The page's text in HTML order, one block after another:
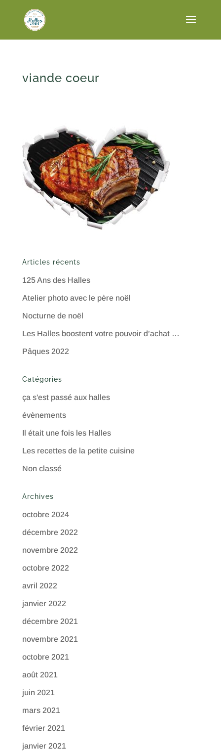
viande coeur
Articles récents
125 Ans des Halles
Atelier photo avec le père noël
Nocturne de noël
Les Halles boostent votre pouvoir d’achat …
Pâques 2022
Catégories
ça s'est passé aux halles
évènements
Il était une fois les Halles
Les recettes de la petite cuisine
Non classé
Archives
octobre 2024
décembre 2022
novembre 2022
octobre 2022
avril 2022
janvier 2022
décembre 2021
novembre 2021
octobre 2021
août 2021
juin 2021
mars 2021
février 2021
janvier 2021